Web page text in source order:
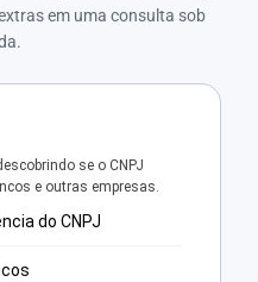
em uma consulta sob
se o CNPJ
e outras empresas.
do CNPJ